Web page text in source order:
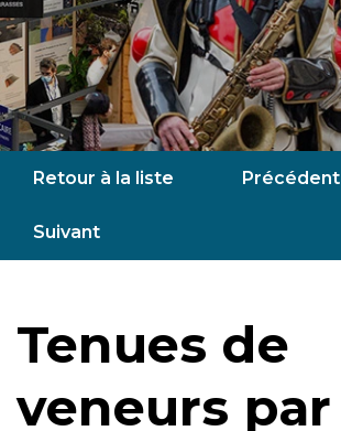
Retour à la liste Précédent
Suivant
Tenues de
veneurs par